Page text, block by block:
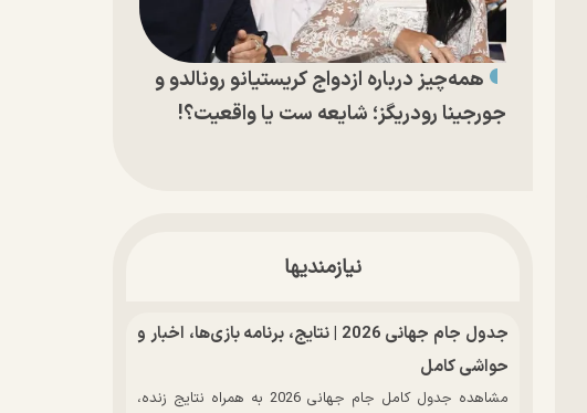
همه‌چیز درباره ازدواج کریستیانو رونالدو و
جورجینا رودریگز؛ شایعه ست یا واقعیت؟!
نیازمندیها
جدول جام جهانی 2026 | نتایج، برنامه بازی‌ها، اخبار و
حواشی کامل
مشاهده جدول کامل جام جهانی 2026 به همراه نتایج زنده،